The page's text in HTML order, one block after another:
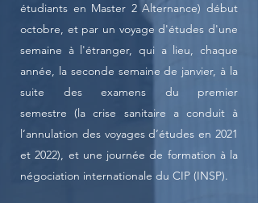
étudiants en Master 2 Alternance) début
octobre, et par un voyage d'études d'une
semaine à l'étranger, qui a lieu, chaque
année, la seconde semaine de janvier, à la
suite des examens du premier
semestre(la crise sanitaire a conduit à
l’annulation des voyages d’études en 2021
et 2022), et une journée de formation à la
négociation internationale du CIP (INSP).